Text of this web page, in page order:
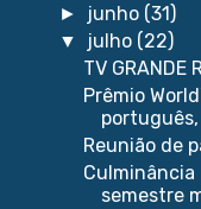
► junho (31)
▼ julho (22)
TV GRANDE
Prêmio
português,
Reunião de
Culminância
semestre